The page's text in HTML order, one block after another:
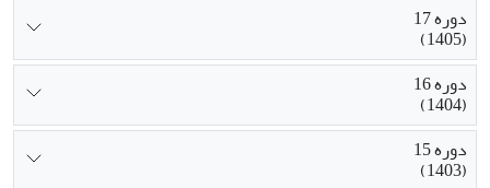
دوره 17
(1405)
دوره 16
(1404)
دوره 15
(1403)